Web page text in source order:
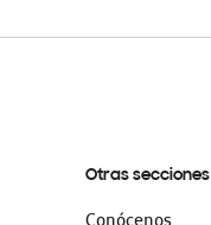
Otras secciones